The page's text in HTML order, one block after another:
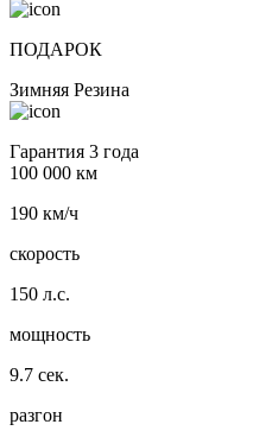
ПОДАРОК
Зимняя Резина
Гарантия 3 года
100 000 км
190 км/ч
скорость
150 л.с.
мощность
9.7 сек.
разгон